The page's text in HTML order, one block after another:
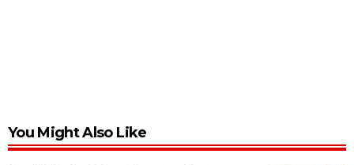
You Might Also Like